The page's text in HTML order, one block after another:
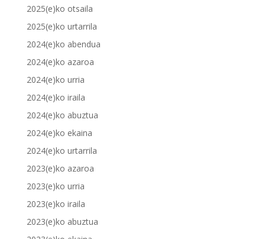
2025(e)ko otsaila
2025(e)ko urtarrila
2024(e)ko abendua
2024(e)ko azaroa
2024(e)ko urria
2024(e)ko iraila
2024(e)ko abuztua
2024(e)ko ekaina
2024(e)ko urtarrila
2023(e)ko azaroa
2023(e)ko urria
2023(e)ko iraila
2023(e)ko abuztua